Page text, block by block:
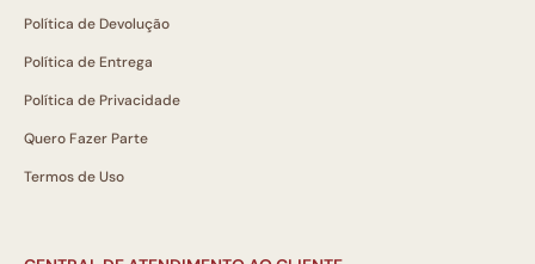
Política de Devolução
Política de Entrega
Política de Privacidade
Quero Fazer Parte
Termos de Uso